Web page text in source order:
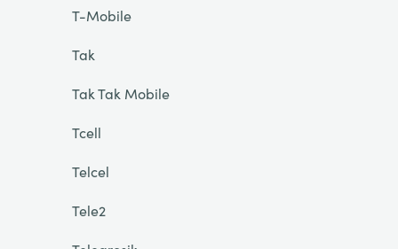
T-Mobile
Tak
Tak Tak Mobile
Tcell
Telcel
Tele2